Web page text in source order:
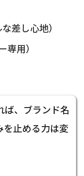
差し心地）
用）
ば、ブランド名
を止める力は変